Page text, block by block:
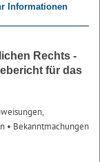
Informationen
Rechts -
für das
• Bekanntmachungen